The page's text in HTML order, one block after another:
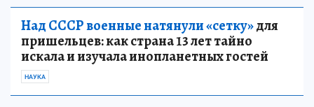
Над СССР военные натянули «сетку»для
пришельцев: как страна 13 лет тайно
искала и изучала инопланетных гостей
НАУКА